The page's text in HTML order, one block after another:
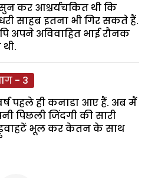
कर आश्चर्यचकित थी कि
साहब इतना भी गिर सकते हैं.
अपने अविवाहित भाई रौनक
- 3
पहले ही कनाडा आए हैं. अब मैं
पिछली जिंदगी की सारी
भूल कर केतन के साथ